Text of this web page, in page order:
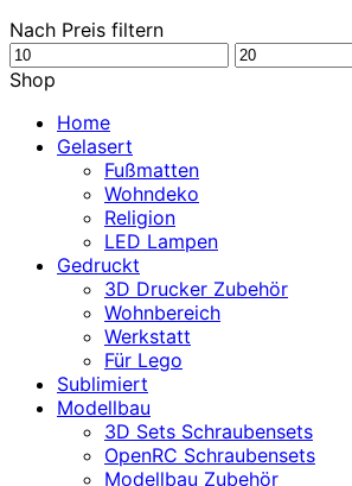
Nach Preis filtern
Min.
Preis
Max.
Shop
Home
Gelasert
Fußmatten
Wohndeko
Religion
LED Lampen
Gedruckt
3D Drucker Zubehör
Wohnbereich
Werkstatt
Für Lego
Sublimiert
Modellbau
3D Sets Schraubensets
OpenRC Schraubensets
Modellbau Zubehör